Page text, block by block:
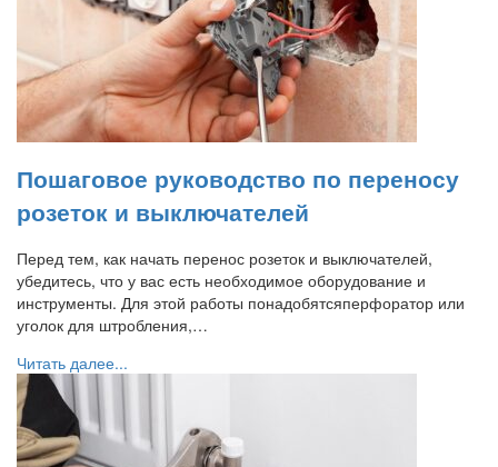
Пошаговое руководство по переносу
розеток и выключателей
Перед тем, как начать перенос розеток и выключателей,
убедитесь, что у вас есть необходимое оборудование и
инструменты. Для этой работы понадобятсяперфоратор или
уголок для штробления,…
Читать далее...